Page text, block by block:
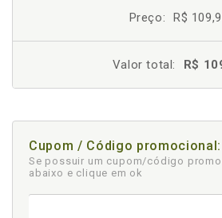
Preço: R$
Valor total: R$
Cupom / Código promocional:
Se possuir um cupom/código
abaixo e clique em ok